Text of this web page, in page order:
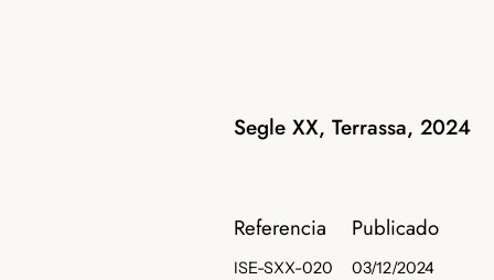
Segle XX, Terrassa, 2024
Referencia
ISE-SXX-020
Publicado
03/12/2024